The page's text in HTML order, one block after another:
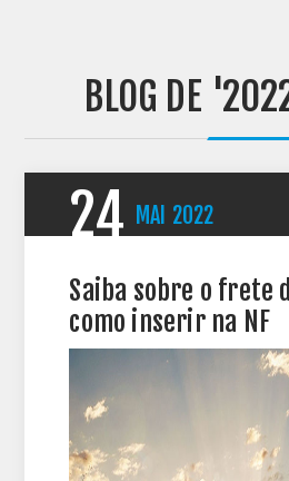
BLOG DE
24 MAI 2022
Saiba sobre o frete
como inserir na NF